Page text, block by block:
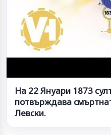
На 22 Януари 1873
потвърждава
Левски.